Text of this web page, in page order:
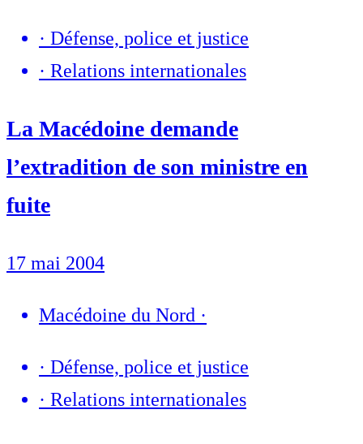
· Défense, police et justice
· Relations internationales
La Macédoine demande
l’extradition de son ministre en
fuite
17 mai 2004
Macédoine du Nord ·
· Défense, police et justice
· Relations internationales